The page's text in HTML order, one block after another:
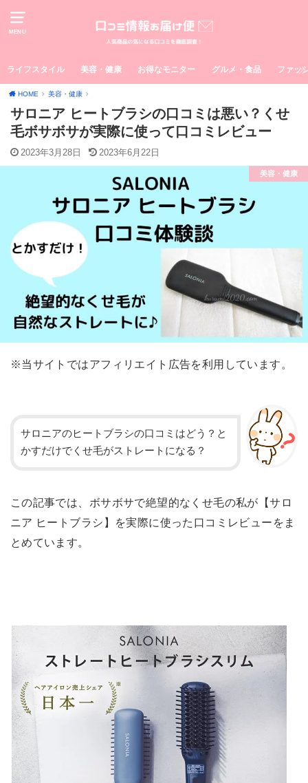
MENU
ライフスタイル 美容・健康 お得なモニター グルメ・食品 ファッ
HOME 美容・健康
サロニア ヒートブラシの口コミは悪い？くせ
毛ボサボサが実際に使って口コミレビュー
2023年3月28日 2023年6月22日
美容・健康
※当サイトではアフィリエイト広告を利用しています。
サロニアのヒートブラシの口コミはどう？と
かすだけでくせ毛がストレートになる？
この記事では、ボサボサで絶望的なくせ毛の私が【サロ
ニア ヒートブラシ】を実際に使った口コミレビューをま
とめています。